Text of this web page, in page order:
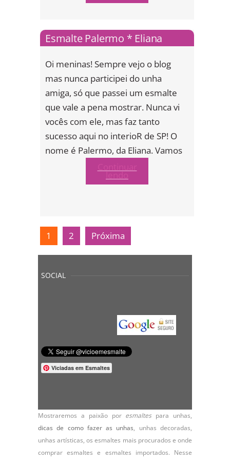
Esmalte Palermo * Eliana
Oi meninas! Sempre vejo o blog
mas nunca participei do unha
amiga, só que passei um esmalte
que vale a pena mostrar. Nunca vi
vocês com ele, mas faz tanto
sucesso aqui no interioR de SP! O
nome é Palermo, da Eliana. Vamos
lendo
1 2 Próxima
SOCIAL
Viciadas em Esmaltes
Mostraremos a paixão por esmaltes para unhas,
dicas de como fazer as unhas, unhas decoradas,
unhas artísticas, osesmaltes mais procurados e onde
comprar esmaltes e esmaltes importados. Nesse